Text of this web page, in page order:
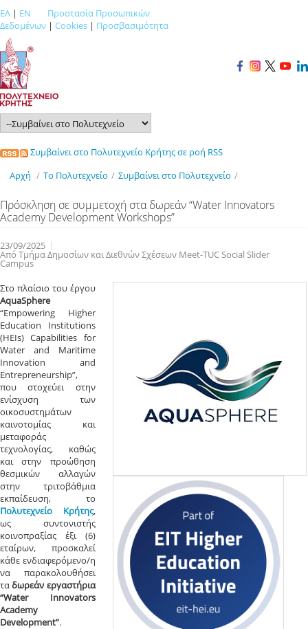
ΕΛ | EN
Προστασία Προσωπικών
Δεδομένων | Cookies | Προσβασιμότητα
Συμβαίνει στο Πολυτεχνείο Κρήτης σε ροή RSS
Αρχή / Το Πολυτεχνείο / Συμβαίνει στο Πολυτεχνείο /
Πρόσκληση σε συμμετοχή στα δωρεάν “Water Innovators
Academy Development Workshops”
23/09/2025
Από Τμήμα Δημοσίων και Διεθνών Σχέσεων Meet-TUC Social Slider
Campus
Στο πλαίσιο του έργου
AquaSphere
“Empowering Higher
Education Institutions
(HEIs) Capabilities for
Water and Maritime
Innovation and
Entrepreneurship”,
που στοχεύει στην
ενίσχυση των
οικοσυστημάτων
καινοτομίας και
μεταφοράς
τεχνολογίας, καθώς
και στην προώθηση
θεσμικών αλλαγών
στην τριτοβάθμια
εκπαίδευση, το
Πολυτεχνείο Κρήτης,
ως συντονιστής
κοινοπραξίας έξι (6)
εταίρων, προσκαλεί
κάθε ενδιαφερόμενο/η
να παρακολουθήσει
ταδωρεάν εργαστήρια
“Water Innovators
Academy
Development”.